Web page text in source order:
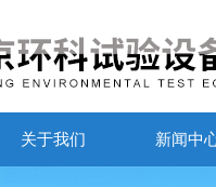
关于我们 新闻中